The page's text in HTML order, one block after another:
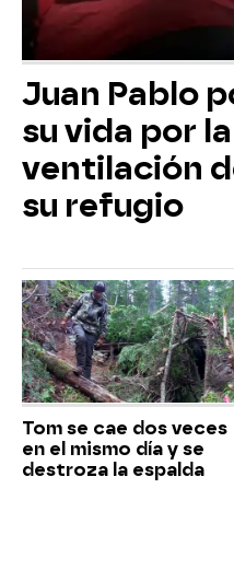
Juan Pablo
su vida por
ventilación
su refugio
Tom se cae dos veces
en el mismo día y se
destroza la espalda